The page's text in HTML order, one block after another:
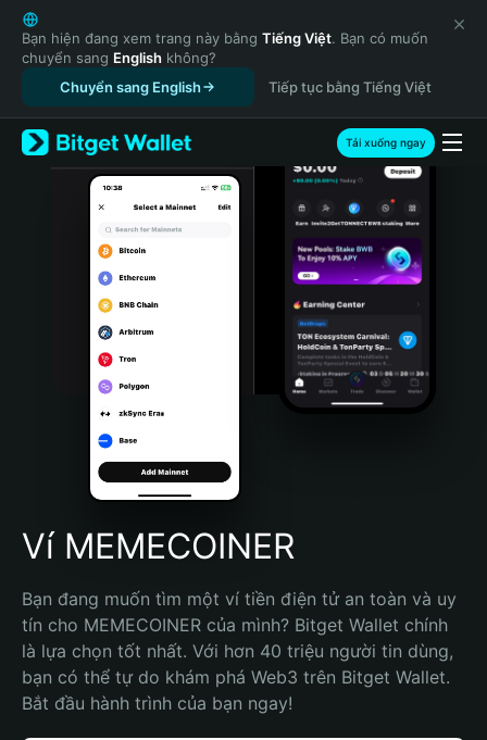
English
日本語
Tiếng Việt
Русский
Español (Latinoamérica)
Türkçe
Italiano
Português (Portugal)
Bahasa Indonesia
Português (Brasil)
Español (Argentina)
Bạn hiện đang xem trang này bằng Tiếng Việt. Bạn có muốn
chuyển sang English không?
Chuyển sang English
Tiếp tục bằng Tiếng Việt
Tải xuống ngay
Ví MEMECOINER
Bạn đang muốn tìm một ví tiền điện tử an toàn và uy
tín cho MEMECOINER của mình? Bitget Wallet chính
là lựa chọn tốt nhất. Với hơn 40 triệu người tin dùng,
bạn có thể tự do khám phá Web3 trên Bitget Wallet.
Bắt đầu hành trình của bạn ngay!